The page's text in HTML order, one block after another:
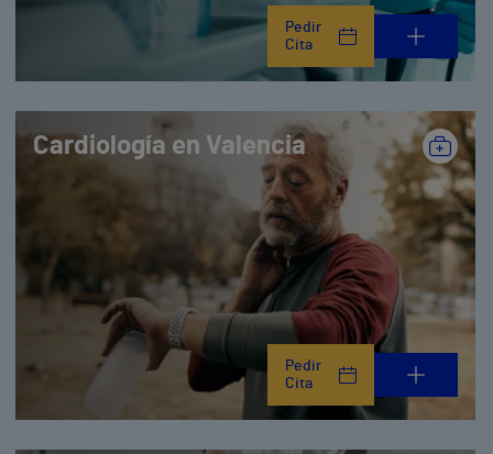
Pedir
Cita
Cardiología en Valencia
Pedir
Cita